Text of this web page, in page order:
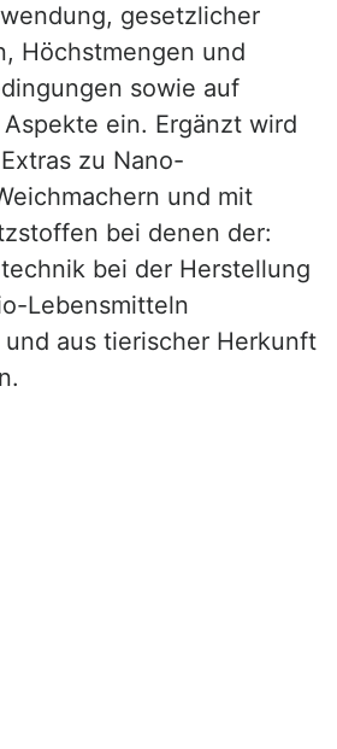
gesetzlicher
Höchstmengen und
sowie auf
ein. Ergänzt wird
zu Nano-
und mit
bei denen der:
bei der Herstellung
Lebensmitteln
aus tierischer Herkunft